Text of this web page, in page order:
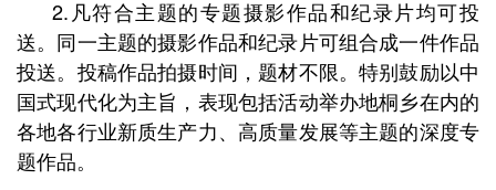
2.凡符合主题的专题摄影作品和纪录片均可投
送。同一主题的摄影作品和纪录片可组合成一件作品
投送。投稿作品拍摄时间，题材不限。特别鼓励以中
国式现代化为主旨，表现包括活动举办地桐乡在内的
各地各行业新质生产力、高质量发展等主题的深度专
题作品。